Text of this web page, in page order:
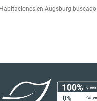
Habitaciones en Augsburg buscado